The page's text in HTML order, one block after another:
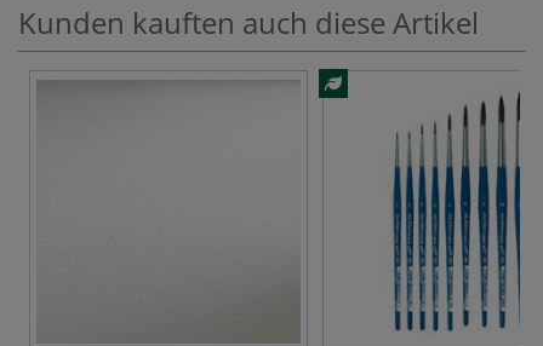
Kunden kauften auch diese Artikel